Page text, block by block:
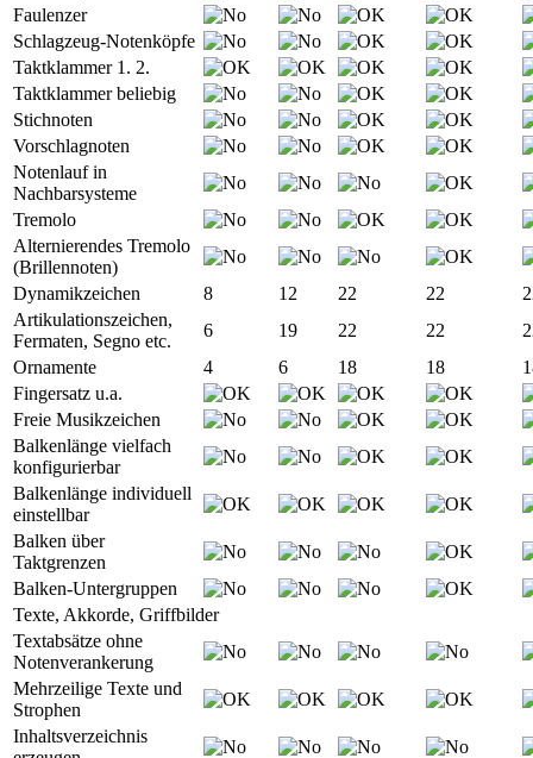
Faulenzer
Schlagzeug-Notenköpfe
Taktklammer 1. 2.
Taktklammer beliebig
Stichnoten
Vorschlagnoten
Notenlauf in
Nachbarsysteme
Tremolo
Alternierendes Tremolo
(Brillennoten)
Dynamikzeichen
8 12 22 22
Artikulationszeichen,
Fermaten, Segno etc.
6 19 22 22
Ornamente
4 6 18 18
Fingersatz u.a.
Freie Musikzeichen
Balkenlänge vielfach
konfigurierbar
Balkenlänge individuell
einstellbar
Balken über
Taktgrenzen
Balken-Untergruppen
Texte, Akkorde, Griffbilder
Textabsätze ohne
Notenverankerung
Mehrzeilige Texte und
Strophen
Inhaltsverzeichnis